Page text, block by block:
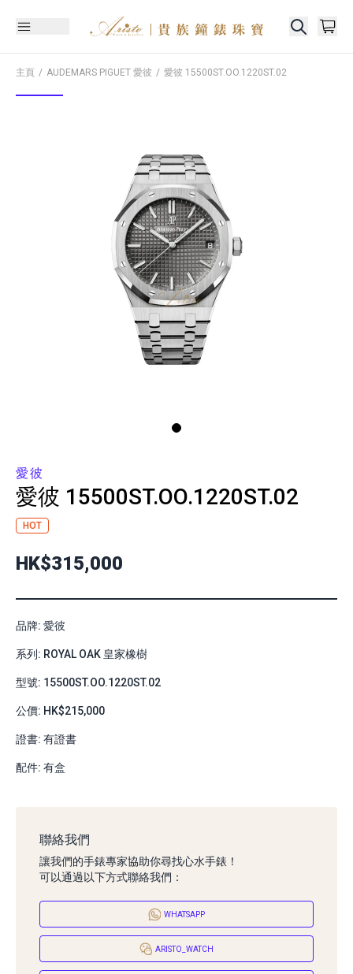
主頁 AUDEMARS PIGUET 愛彼 愛彼 15500ST.OO.1220ST.02
愛彼
愛彼 15500ST.OO.1220ST.02
HOT
HK$315,000
品牌: 愛彼
系列: ROYAL OAK 皇家橡樹
型號: 15500ST.OO.1220ST.02
公價: HK$215,000
證書: 有證書
配件: 有盒
聯絡我們
讓我們的手錶專家協助你尋找心水手錶！
可以通過以下方式聯絡我們：
WHATSAPP
ARISTO_WATCH